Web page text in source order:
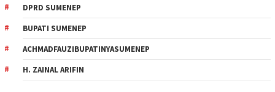
DPRD SUMENEP
BUPATI SUMENEP
ACHMADFAUZIBUPATINYASUMENEP
H. ZAINAL ARIFIN